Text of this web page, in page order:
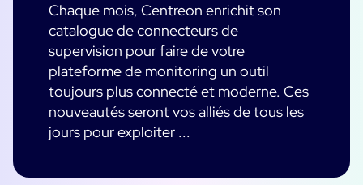
Chaque mois, Centreon enrichit son
catalogue de connecteurs de
supervision pour faire de votre
plateforme de monitoring un outil
toujours plus connecté et moderne. Ces
nouveautés seront vos alliés de tous les
jours pour exploiter ...